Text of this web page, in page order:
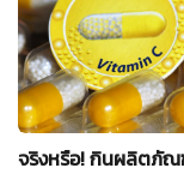
จริงหรือ! กินผลิตภัณ